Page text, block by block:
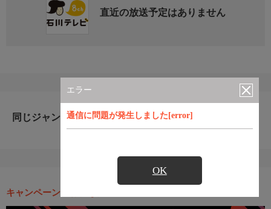
エラー
通信に問題が発生しました[error]
OK
直近の放送予定はありません
同じジャンルのおすすめ番組
キャンペーン・お得な情報